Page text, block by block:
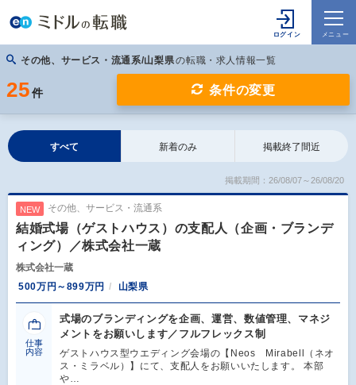
その他、サービス・流通系/山梨県の転職・求人情報一覧
25 件 条件の変更
すべて 新着のみ 掲載終了間近
掲載期間：26/08/07～26/08/20
NEW その他、サービス・流通系
結婚式場（ゲストハウス）の支配人（企画・ブランデ
ィング）／株式会社一蔵
株式会社一蔵
500万円～899万円
山梨県
仕事
内容
式場のブランディングを企画、運営、数値管理、マネジ
メントをお願いします／フルフレックス制
ゲストハウス型ウエディング会場の【Neos Mirabell（ネオ
ス・ミラベル）】にて、支配人をお願いいたします。 本部
や…